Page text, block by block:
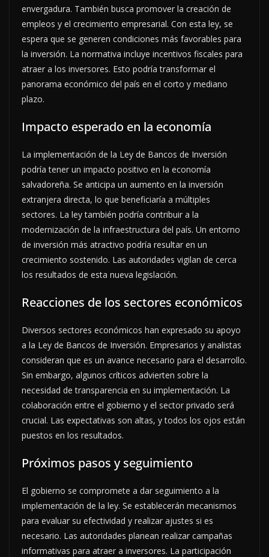
envergadura. También busca promover la creación de
empleos y el crecimiento empresarial. Con esta ley, se
espera que se generen condiciones más favorables para
la inversión. La normativa incluye incentivos fiscales para
atraer a los inversores. Esto podría transformar el
panorama económico del país en el corto y mediano
plazo.
Impacto esperado en la economía
La implementación de la Ley de Bancos de Inversión
podría tener un impacto positivo en la economía
salvadoreña. Se anticipa un aumento en la inversión
extranjera directa, lo que beneficiaría a múltiples
sectores. La ley también podría contribuir a la
modernización de la infraestructura del país. Un entorno
de inversión más atractivo podría resultar en un
crecimiento sostenido. Las autoridades vigilan de cerca
los resultados de esta nueva legislación.
Reacciones de los sectores económicos
Diversos sectores económicos han expresado su apoyo
a la Ley de Bancos de Inversión. Empresarios y analistas
consideran que es un avance necesario para el desarrollo.
Sin embargo, algunos críticos advierten sobre la
necesidad de transparencia en su implementación. La
colaboración entre el gobierno y el sector privado será
crucial. Las expectativas son altas, y todos los ojos están
puestos en los resultados.
Próximos pasos y seguimiento
El gobierno se compromete a dar seguimiento a la
implementación de la ley. Se establecerán mecanismos
para evaluar su efectividad y realizar ajustes si es
necesario. Las autoridades planean realizar campañas
informativas para atraer a inversores. La participación